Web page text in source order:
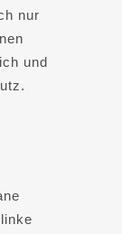
nur
und